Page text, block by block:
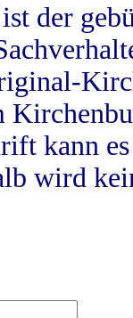
der
kann
wird